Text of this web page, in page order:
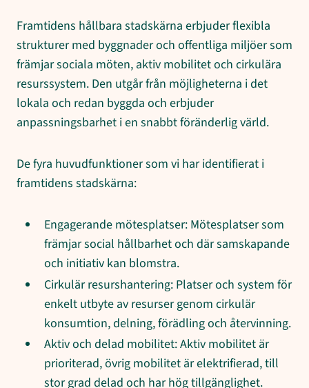
Framtidens hållbara stadskärna erbjuder flexibla
strukturer med byggnader och offentliga miljöer som
främjar sociala möten, aktiv mobilitet och cirkulära
resurssystem. Den utgår från möjligheterna i det
lokala och redan byggda och erbjuder
anpassningsbarhet i en snabbt föränderlig värld.
De fyra huvudfunktioner som vi har identifierat i
framtidens stadskärna:
Engagerande mötesplatser: Mötesplatser som
främjar social hållbarhet och där samskapande
och initiativ kan blomstra.
Cirkulär resurshantering: Platser och system för
enkelt utbyte av resurser genom cirkulär
konsumtion, delning, förädling och återvinning.
Aktiv och delad mobilitet: Aktiv mobilitet är
prioriterad, övrig mobilitet är elektrifierad, till
stor grad delad och har hög tillgänglighet.